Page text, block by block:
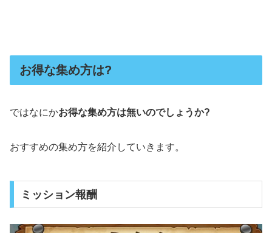
お得な集め方は?
ではなにかお得な集め方は無いのでしょうか?
おすすめの集め方を紹介していきます。
ミッション報酬